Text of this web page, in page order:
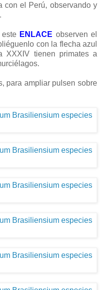
con el Perú, observando y
ENLACE observen el
con la flecha azul
XXXIV tienen primates a
para ampliar pulsen sobre